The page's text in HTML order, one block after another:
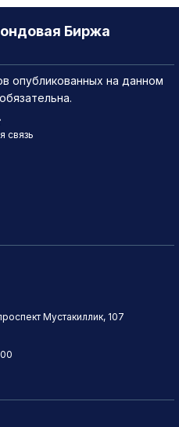
Биржа
опубликованных на данном
связь
Мустакиллик, 107